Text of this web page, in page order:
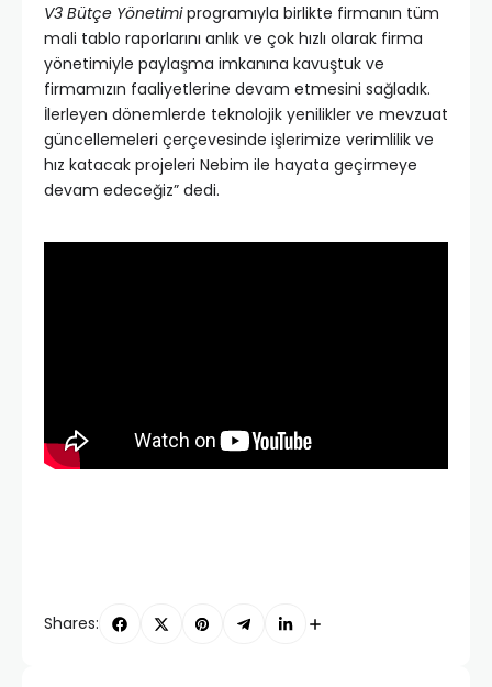
V3 Bütçe Yönetimiprogramıyla birlikte firmanın tüm
mali tablo raporlarını anlık ve çok hızlı olarak firma
yönetimiyle paylaşma imkanına kavuştuk ve
firmamızın faaliyetlerine devam etmesini sağladık.
İlerleyen dönemlerde teknolojik yenilikler ve mevzuat
güncellemeleri çerçevesinde işlerimize verimlilik ve
hız katacak projeleri Nebim ile hayata geçirmeye
devam edeceğiz” dedi.
Shares: